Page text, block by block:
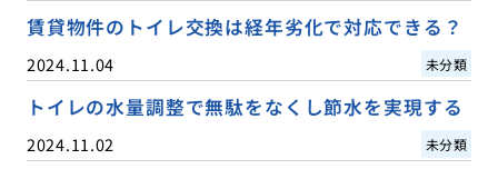
賃貸物件のトイレ交換は経年劣化で対応できる？
2024.11.04 未分類
トイレの水量調整で無駄をなくし節水を実現する
2024.11.02 未分類